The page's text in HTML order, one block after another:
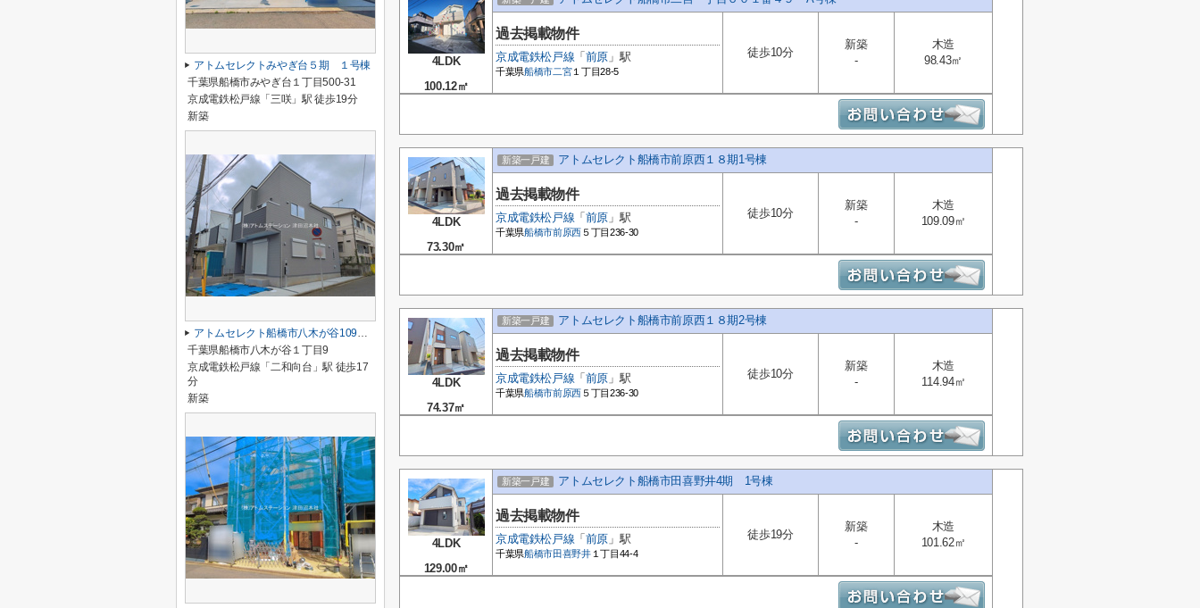
4LDK
100.12㎡
過去掲載物件
京成電鉄松戸線 「 前原 」駅
千葉県船橋市二宮１丁目28-5
徒歩10分
新築
-
木造
98.43㎡
4LDK
73.30㎡
新築一戸建 アトムセレクト船橋市前原西１８期1号棟
過去掲載物件
京成電鉄松戸線 「 前原 」駅
千葉県船橋市前原西５丁目236-30
徒歩10分
新築
-
木造
109.09㎡
4LDK
74.37㎡
新築一戸建 アトムセレクト船橋市前原西１８期2号棟
過去掲載物件
京成電鉄松戸線 「 前原 」駅
千葉県船橋市前原西５丁目236-30
徒歩10分
新築
-
木造
114.94㎡
4LDK
129.00㎡
新築一戸建 アトムセレクト船橋市田喜野井4期 1号棟
過去掲載物件
京成電鉄松戸線 「 前原 」駅
千葉県船橋市田喜野井１丁目44-4
徒歩19分
新築
-
木造
101.62㎡
アトムセレクトみやぎ台５期 １号棟
千葉県船橋市みやぎ台１丁目500-31
京成電鉄松戸線「三咲」駅 徒歩19分
新築
アトムセレクト船橋市八木が谷109 2棟 1号棟
千葉県船橋市八木が谷１丁目9
京成電鉄松戸線「二和向台」駅 徒歩17
分
新築